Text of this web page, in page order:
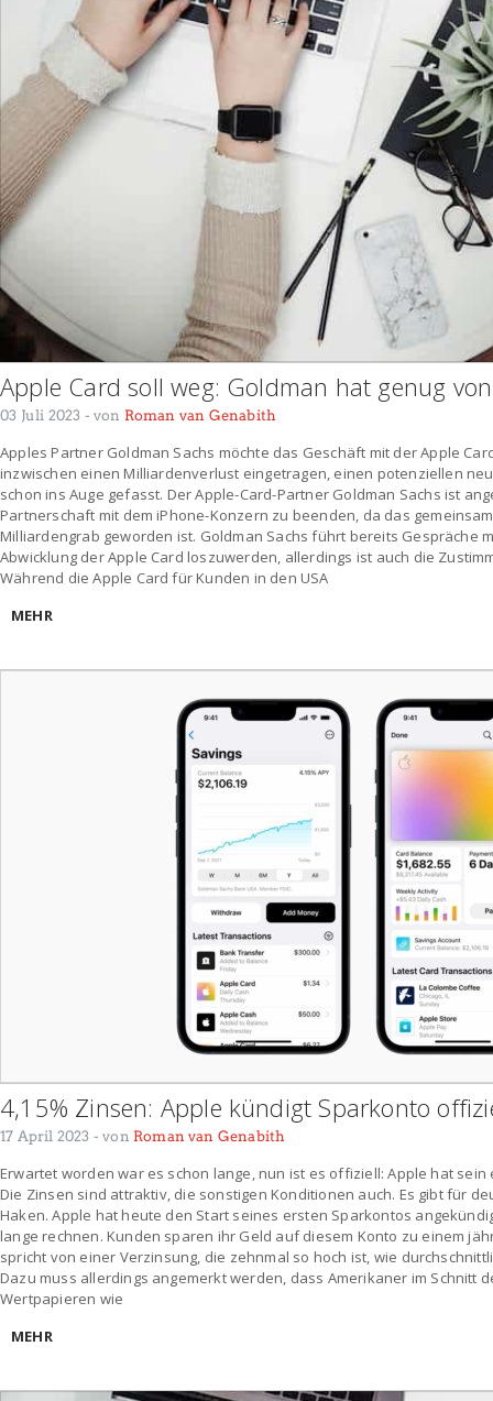
Apple Card soll weg: Goldman hat genug
03 Juli 2023 - von Roman van Genabith
Apples Partner Goldman Sachs möchte das Geschäft mit der Apple
inzwischen einen Milliardenverlust eingetragen, einen potenziellen
schon ins Auge gefasst. Der Apple-Card-Partner Goldman Sachs ist
Partnerschaft mit dem iPhone-Konzern zu beenden, da das
Milliardengrab geworden ist. Goldman Sachs führt bereits Gespräche
Abwicklung der Apple Card loszuwerden, allerdings ist auch die
Während die Apple Card für Kunden in den USA
MEHR
4,15% Zinsen: Apple kündigt Sparkonto
17 April 2023 - von Roman van Genabith
Erwartet worden war es schon lange, nun ist es offiziell: Apple hat
Die Zinsen sind attraktiv, die sonstigen Konditionen auch. Es gibt für
Haken. Apple hat heute den Start seines ersten Sparkontos
lange rechnen. Kunden sparen ihr Geld auf diesem Konto zu einem
spricht von einer Verzinsung, die zehnmal so hoch ist, wie
Dazu muss allerdings angemerkt werden, dass Amerikaner im Schnitt
Wertpapieren wie
MEHR